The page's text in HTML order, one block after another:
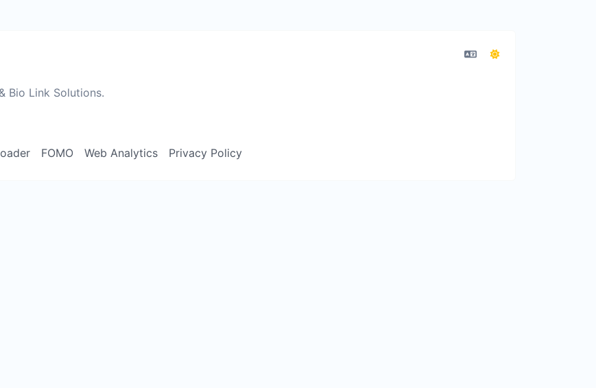
Bio Link Solutions.
FOMO Web Analytics Privacy Policy